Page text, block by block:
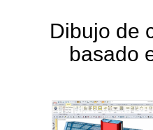
Dibujo de
basado